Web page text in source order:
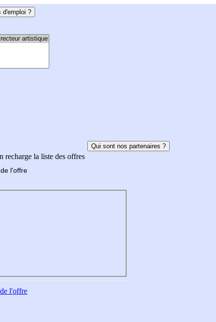
d'emploi ?
recharge la liste des offres
Qui sont nos partenaires ?
de l'offre
l'offre